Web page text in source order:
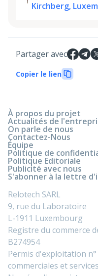
Kirchberg,
Partager avec
Copier le lien
À propos du projet
Actualités de
On parle de nous
Contactez-Nous
Équipe
Politique de
Politique Editoriale
Publicité avec nous
S'abonner à la lettre
Relotech SARL
9, rue du Laboratoire
L-1911 Luxembourg
Registre du commerce
B274954
Permis d'exploitation
commerciales et